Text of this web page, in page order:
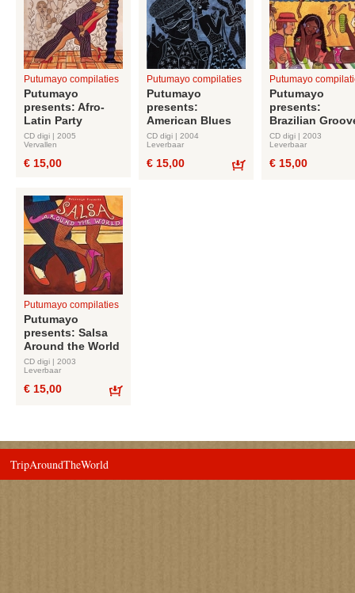
Putumayo compilaties
Putumayo
presents: Afro-
Latin Party
CD digi | 2005
Vervallen
€ 15,00
Putumayo compilaties
Putumayo
presents:
American Blues
CD digi | 2004
Leverbaar
€ 15,00
Putumayo
Putumayo
presents:
Brazilian
CD digi | 2003
Leverbaar
€ 15,00
Putumayo compilaties
Putumayo
presents: Salsa
Around the World
CD digi | 2003
Leverbaar
€ 15,00
TripAroundTheWorld